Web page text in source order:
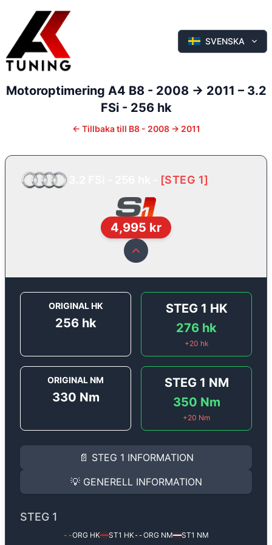
SVENSKA
Motoroptimering A4 B8 - 2008 -> 2011 – 3.2
FSi - 256 hk
← Tillbaka till B8 - 2008 -> 2011
[STEG 1]
4,995 kr
ORIGINAL HK
256hk
STEG 1 HK
276 hk
+20 hk
ORIGINAL NM
330 Nm
STEG 1 NM
350 Nm
+20 Nm
📄 STEG 1 INFORMATION
INFORMATION
Steg 1
Audi A4 3.2 FSi - 256 hk.
Effekten ökar från256 hktill276 hkoch
(+20 hk & +20 Nm).
Ger mer effekt, högre vridmoment, lägre
Steg 1 mjukvara justerar vi ett antal
💡 GENERELL INFORMATION
✅ All mjukvara är skräddarsydd för din bil
✅ Felsökning inann samt efter optimering
STEG 1
--ORG HK━━ST1 HK--ORG NM━━ST1 NM